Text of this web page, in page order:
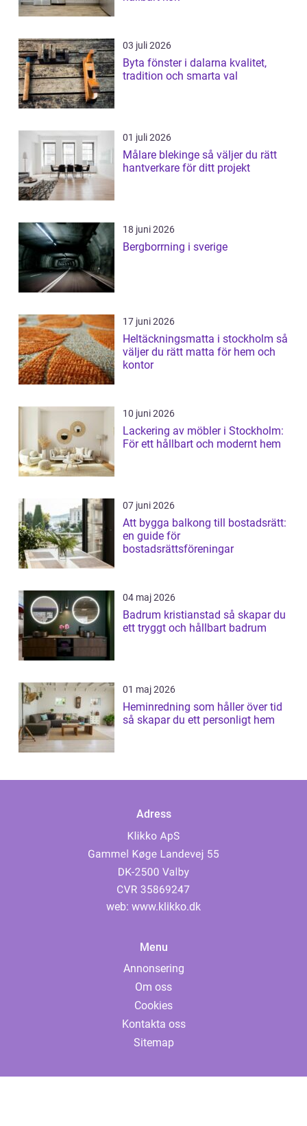
03 juli 2026
Byta fönster i dalarna kvalitet,
tradition och smarta val
01 juli 2026
Målare blekinge så väljer du rätt
hantverkare för ditt projekt
18 juni 2026
Bergborrning i sverige
17 juni 2026
Heltäckningsmatta i stockholm så
väljer du rätt matta för hem och
kontor
10 juni 2026
Lackering av möbler i Stockholm:
För ett hållbart och modernt hem
07 juni 2026
Att bygga balkong till bostadsrätt:
en guide för
bostadsrättsföreningar
04 maj 2026
Badrum kristianstad så skapar du
ett tryggt och hållbart badrum
01 maj 2026
Heminredning som håller över tid
så skapar du ett personligt hem
Adress
web: www.klikko.dk
Menu
Annonsering
Om oss
Cookies
Kontakta oss
Sitemap